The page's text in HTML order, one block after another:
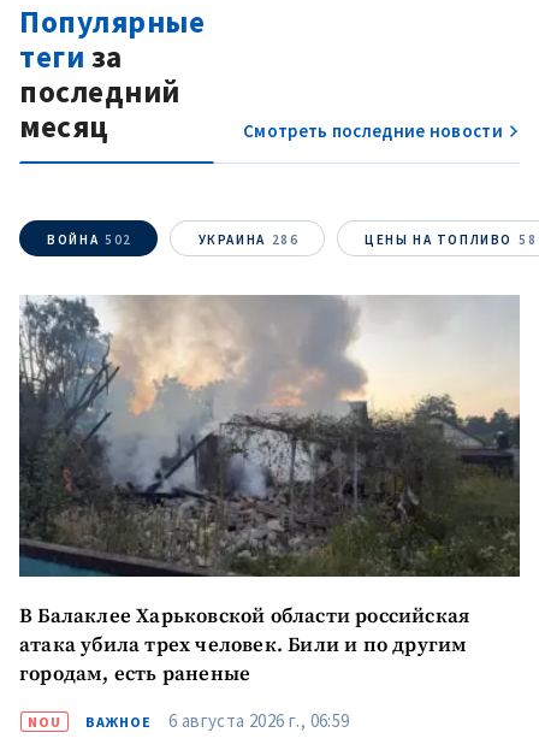
Популярные
теги за
последний
месяц
Смотреть последние новости
ВОЙНА 502 УКРАИНА 286 ЦЕНЫ НА ТОПЛИВО 58
В Балаклее Харьковской области российская
атака убила трех человек. Били и по другим
городам, есть раненые
NOU ВАЖНОЕ 6 августа 2026 г., 06:59